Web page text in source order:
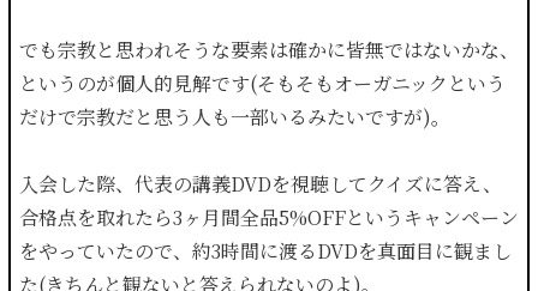
でも宗教と思われそうな要素は確かに皆無ではないかな、
というのが個人的見解です(そもそもオーガニックという
だけで宗教だと思う人も一部いるみたいですが)。
入会した際、代表の講義DVDを視聴してクイズに答え、
合格点を取れたら3ヶ月間全品5%OFFというキャンペーン
をやっていたので、約3時間に渡るDVDを真面目に観まし
た(きちんと観ないと答えられないのよ)。